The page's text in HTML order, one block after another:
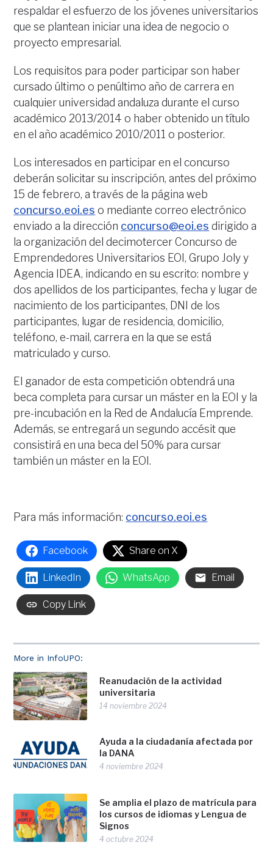
More in InfoUPO:
Reanudación de la actividad
universitaria
14 noviembre 2024
Ayuda a la ciudadanía afectada por
la DANA
4 noviembre 2024
Se amplia el plazo de matrícula para
los cursos de idiomas y Lengua de
Signos
4 octubre 2024
respaldar el esfuerzo de los jóvenes universitarios
que se plantean iniciar una idea de negocio o
proyecto empresarial.
Los requisitos para poder participar son haber
cursado último o penúltimo año de carrera en
cualquier universidad andaluza durante el curso
académico 2013/2014 o haber obtenido un título
en el año académico 2010/2011 o posterior.
Los interesados en participar en el concurso
deberán solicitar su inscripción, antes del próximo
15 de febrero, a través de la página web
concurso.eoi.es o mediante correo electrónico
enviado a la dirección concurso@eoi.es dirigido a
la organización del decimotercer Concurso de
Emprendedores Universitarios EOI, Grupo Joly y
Agencia IDEA, indicando en su escrito: nombre y
dos apellidos de los participantes, fecha y lugar de
nacimiento de los participantes, DNI de los
participantes, lugar de residencia, domicilio,
teléfono, e-mail, carrera en la que se está
matriculado y curso.
El ganador de esta competición obtendrá una
beca completa para cursar un máster en la EOI y la
pre-incubación en la Red de Andalucía Emprende.
Además, se entregará un segundo accésit que
consistirá en una beca del 50% para cursar
también un máster en la EOI.
Para más información: concurso.eoi.es
Facebook Share on X
LinkedIn WhatsApp Email
Copy Link